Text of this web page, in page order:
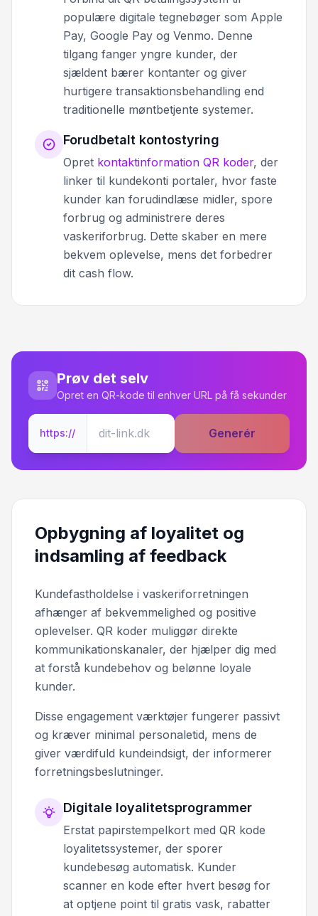
populære digitale tegnebøger som Apple
Pay, Google Pay og Venmo. Denne
tilgang fanger yngre kunder, der
sjældent bærer kontanter og giver
hurtigere transaktionsbehandling end
traditionelle møntbetjente systemer.
Forudbetalt kontostyring
Opret kontaktinformation QR koder, der
linker til kundekonti portaler, hvor faste
kunder kan forudindlæse midler, spore
forbrug og administrere deres
vaskeriforbrug. Dette skaber en mere
bekvem oplevelse, mens det forbedrer
dit cash flow.
Prøv det selv
Opret en QR-kode til enhver URL på få sekunder
https:// Generér
Opbygning af loyalitet og
indsamling af feedback
Kundefastholdelse i vaskeriforretningen
afhænger af bekvemmelighed og positive
oplevelser. QR koder muliggør direkte
kommunikationskanaler, der hjælper dig med
at forstå kundebehov og belønne loyale
kunder.
Disse engagement værktøjer fungerer passivt
og kræver minimal personaletid, mens de
giver værdifuld kundeindsigt, der informerer
forretningsbeslutninger.
Digitale loyalitetsprogrammer
Erstat papirstempelkort med QR kode
loyalitetssystemer, der sporer
kundebesøg automatisk. Kunder
scanner en kode efter hvert besøg for
at optjene point til gratis vask, rabatter